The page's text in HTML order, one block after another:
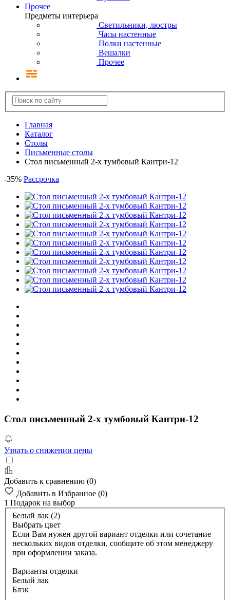
Прочее
Предметы интерьера
Светильники, люстры
Часы настенные
Полки настенные
Вешалки
Прочее
Главная
Каталог
Столы
Письменные столы
Стол письменный 2-х тумбовый Кантри-12
-35% Рассрочка
Стол письменный 2-х тумбовый Кантри-12
Узнать о снижении цены
Добавить к сравнению (0)
Добавить в Избранное (0)
1 Подарок на выбор
Белый лак (2)
Выбрать цвет
Если Вам нужен другой вариант отделки или сочетание
нескольких видов отделки, сообщите об этом менеджеру
при оформлении заказа.
Варианты отделки
Белый лак
Блэк